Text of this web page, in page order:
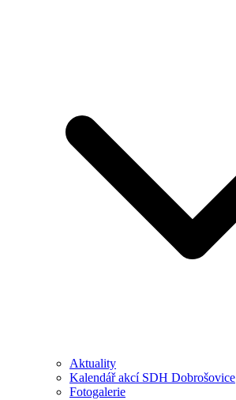
Aktuality
Kalendář akcí SDH Dobrošovice
Fotogalerie